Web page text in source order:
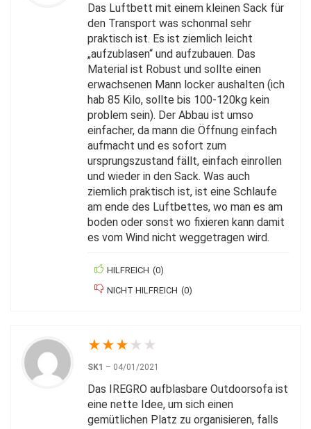
Das Luftbett mit einem kleinen Sack für
den Transport was schonmal sehr
praktisch ist. Es ist ziemlich leicht
„aufzublasen“ und aufzubauen. Das
Material ist Robust und sollte einen
erwachsenen Mann locker aushalten (ich
hab 85 Kilo, sollte bis 100-120kg kein
problem sein). Der Abbau ist umso
einfacher, da mann die Öffnung einfach
aufmacht und es sofort zum
ursprungszustand fällt, einfach einrollen
und wieder in den Sack. Was auch
ziemlich praktisch ist, ist eine Schlaufe
am ende des Luftbettes, wo man es am
boden oder sonst wo fixieren kann damit
es vom Wind nicht weggetragen wird.
HILFREICH (0)
NICHT HILFREICH (0)
★★★ ★ ★
SK1 – 04/01/2021
Das IREGRO aufblasbare Outdoorsofa ist
eine nette Idee, um sich einen
gemütlichen Platz zu organisieren, falls